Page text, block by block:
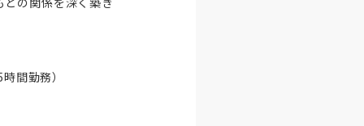
の関係を深く築き
間勤務）